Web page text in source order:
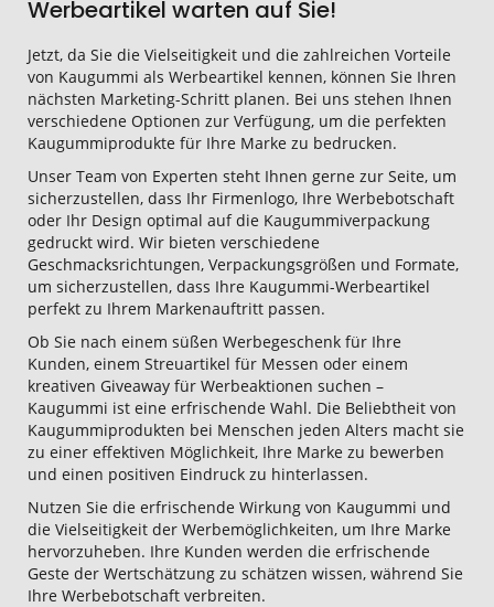
Werbeartikel warten auf Sie!
Jetzt, da Sie die Vielseitigkeit und die zahlreichen Vorteile
von Kaugummi als Werbeartikel kennen, können Sie Ihren
nächsten Marketing-Schritt planen. Bei uns stehen Ihnen
verschiedene Optionen zur Verfügung, um die perfekten
Kaugummiprodukte für Ihre Marke zu bedrucken.
Unser Team von Experten steht Ihnen gerne zur Seite, um
sicherzustellen, dass Ihr Firmenlogo, Ihre Werbebotschaft
oder Ihr Design optimal auf die Kaugummiverpackung
gedruckt wird. Wir bieten verschiedene
Geschmacksrichtungen, Verpackungsgrößen und Formate,
um sicherzustellen, dass Ihre Kaugummi-Werbeartikel
perfekt zu Ihrem Markenauftritt passen.
Ob Sie nach einem süßen Werbegeschenk für Ihre
Kunden, einem Streuartikel für Messen oder einem
kreativen Giveaway für Werbeaktionen suchen –
Kaugummi ist eine erfrischende Wahl. Die Beliebtheit von
Kaugummiprodukten bei Menschen jeden Alters macht sie
zu einer effektiven Möglichkeit, Ihre Marke zu bewerben
und einen positiven Eindruck zu hinterlassen.
Nutzen Sie die erfrischende Wirkung von Kaugummi und
die Vielseitigkeit der Werbemöglichkeiten, um Ihre Marke
hervorzuheben. Ihre Kunden werden die erfrischende
Geste der Wertschätzung zu schätzen wissen, während Sie
Ihre Werbebotschaft verbreiten.